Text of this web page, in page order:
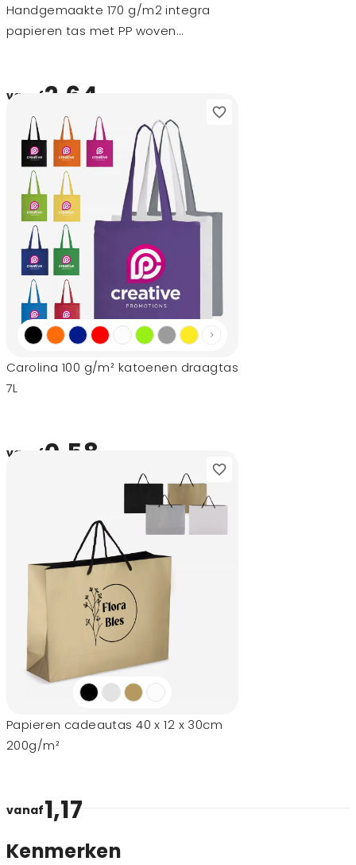
Handgemaakte 170 g/m2 integra
papieren tas met PP woven
vanaf2,64
Carolina 100 g/m² katoenen draagtas
7L
vanaf0,58
Papieren cadeautas 40 x 12 x 30cm
200g/m²
vanaf1,17
Kenmerken